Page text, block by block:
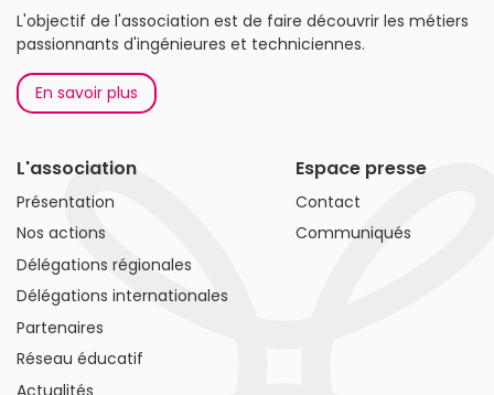
L'objectif de l'association est de faire découvrir les métiers
passionnants d'ingénieures et techniciennes.
En savoir plus
L'association
Présentation
Nos actions
Délégations régionales
Délégations internationales
Partenaires
Réseau éducatif
Actualités
Espace presse
Contact
Communiqués